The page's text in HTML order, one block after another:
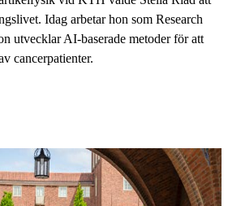
Idag arbetar hon som Research
utvecklar AI-baserade metoder för att
cancerpatienter.